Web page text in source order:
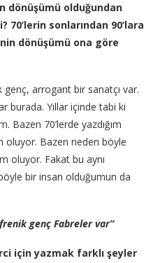
dönüşümü olduğundan
sonlarından 90’lara
dönüşümü ona göre
genç, arrogant bir sanatçı var.
burada. Yıllar içinde tabi ki
Bazen 70’lerde yazdığım
oluyor. Bazen neden böyle
oluyor. Fakat bu aynı
bir insan olduğumun da
genç Fabreler var”
için yazmak farklı şeyler